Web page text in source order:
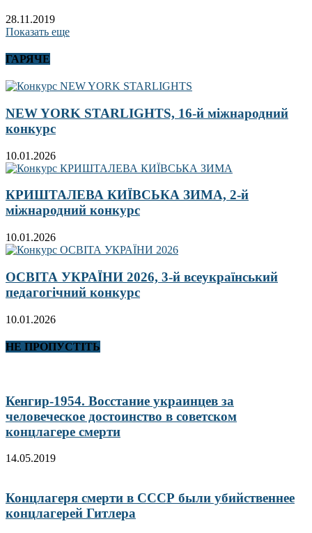
28.11.2019
Показать еще
ГАРЯЧЕ
NEW YORK STARLIGHTS, 16-й міжнародний
конкурс
10.01.2026
КРИШТАЛЕВА КИЇВСЬКА ЗИМА, 2-й
міжнародний конкурс
10.01.2026
ОСВІТА УКРАЇНИ 2026, 3-й всеукраїнський
педагогічний конкурс
10.01.2026
НЕ ПРОПУСТІТЬ
Кенгир-1954. Восстание украинцев за
человеческое достоинство в советском
концлагере смерти
14.05.2019
Концлагеря смерти в СССР были убийственнее
концлагерей Гитлера